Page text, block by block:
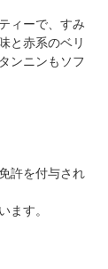
ィーで、すみ
と赤系のベリ
ンニンもソフ
許を付与され
ます。